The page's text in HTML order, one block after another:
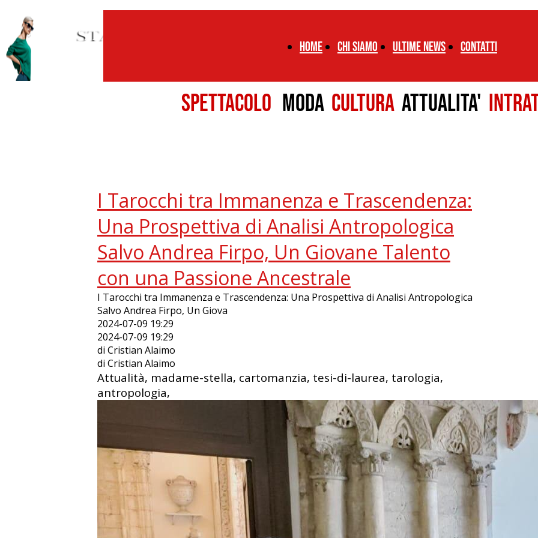
Home chi siamo ultime news CONTATTI
SPETTACOLO MODA CULTURA ATTUALITA'
I Tarocchi tra Immanenza e Trascendenza:
Una Prospettiva di Analisi Antropologica
Salvo Andrea Firpo, Un Giovane Talento
con una Passione Ancestrale
I Tarocchi tra Immanenza e Trascendenza: Una Prospettiva di Analisi Antropologica
Salvo Andrea Firpo, Un Giova
2024-07-09 19:29
2024-07-09 19:29
di Cristian Alaimo
di Cristian Alaimo
Attualità, madame-stella, cartomanzia, tesi-di-laurea, tarologia,
antropologia,